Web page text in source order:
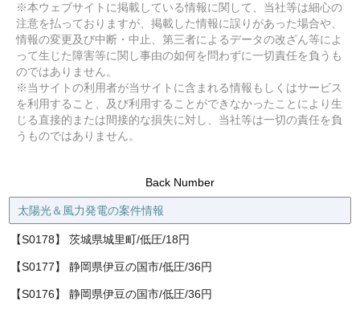
※本ウェブサイトに掲載している情報に関して、当社等は細心の
注意を払っておりますが、掲載した情報に誤りがあった場合や、
情報の変更及び中断・中止、第三者によるデータの改ざん等によ
って生じた障害等に関し事由の如何を問わずに一切責任を負うも
のではありません。
※当サイトの利用者が当サイトに含まれる情報もしくはサービス
を利用すること、及び利用することができなかったことにより生
じる直接的または間接的な損失に対し、当社等は一切の責任を負
うものではありません。
Back Number
太陽光＆風力発電の案件情報
【S0178】 茨城県城里町/低圧/18円
【S0177】 静岡県伊豆の国市/低圧/36円
【S0176】 静岡県伊豆の国市/低圧/36円